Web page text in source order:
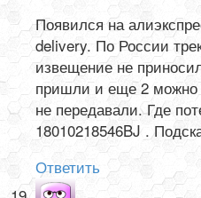
Появился на
delivery. По России
извещение не
пришли и еще 2 можно
не передавали. Где
18010218546BJ .
Ответить